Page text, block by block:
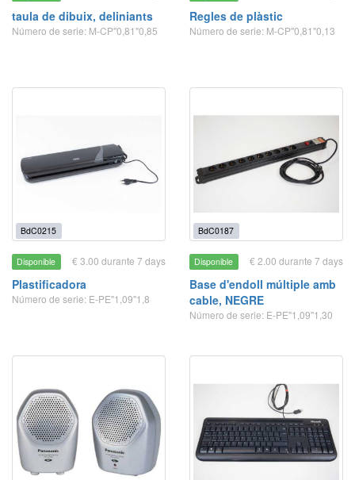
taula de dibuix, deliniants
Número de serie: M-CP"0,81"0,85
Regles de plàstic
Número de serie: M-CP"0,81"0,13
BdC0215
Disponible € 3.00 durante 7 days
Plastificadora
Número de serie: E-PE"1,09"1,8
BdC0187
Disponible € 2.00 durante 7 days
Base d'endoll múltiple amb
cable, NEGRE
Número de serie: E-PE"1,09"1,30